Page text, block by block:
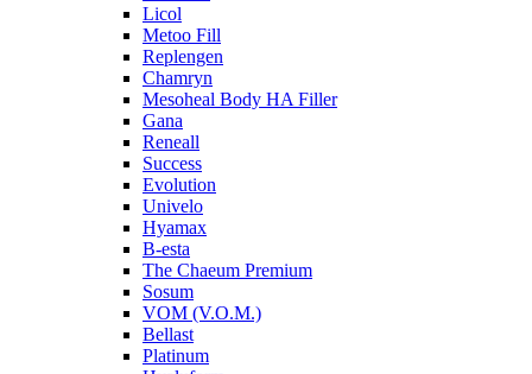
Licol
Metoo Fill
Replengen
Chamryn
Mesoheal Body HA Filler
Gana
Reneall
Success
Evolution
Univelo
Hyamax
B-esta
The Chaeum Premium
Sosum
VOM (V.O.M.)
Bellast
Platinum